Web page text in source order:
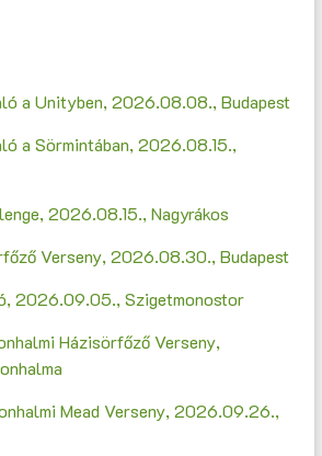
a Unityben, 2026.08.08., Budapest
a Sörmintában, 2026.08.15.,
2026.08.15., Nagyrákos
Verseny, 2026.08.30., Budapest
2026.09.05., Szigetmonostor
Házisörfőző Verseny,
Mead Verseny, 2026.09.26.,